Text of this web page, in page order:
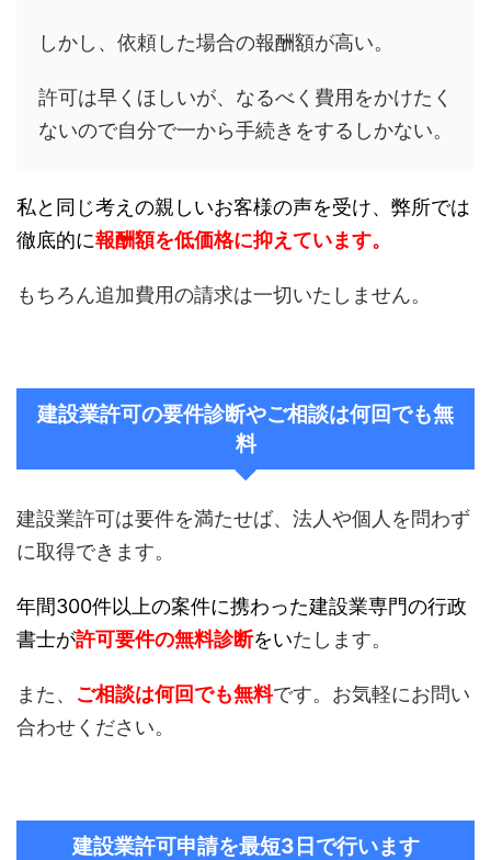
しかし、依頼した場合の報酬額が高い。
許可は早くほしいが、なるべく費用をかけたく
ないので自分で一から手続きをするしかない。
私と同じ考えの親しいお客様の声を受け、弊所では
徹底的に報酬額を低価格に抑えています。
もちろん追加費用の請求は一切いたしません。
建設業許可の要件診断やご相談は何回でも無
料
建設業許可は要件を満たせば、法人や個人を問わず
に取得できます。
年間300件以上の案件に携わった建設業専門の行政
書士が許可要件の無料診断をいたします。
また、 ご相談は何回でも無料です。お気軽にお問い
合わせください。
建設業許可申請を最短3日で行います